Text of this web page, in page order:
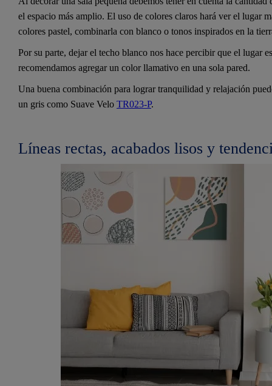
el espacio más amplio. El uso de colores claros hará ver el lugar
colores pastel, combinarla con blanco o tonos inspirados en la
Por su parte, dejar el techo blanco nos hace percibir que el lugar
recomendamos agregar un color llamativo en una sola pared.
Una buena combinación para lograr tranquilidad y relajación
un gris como Suave Velo TR023-P.
Líneas rectas, acabados lisos y